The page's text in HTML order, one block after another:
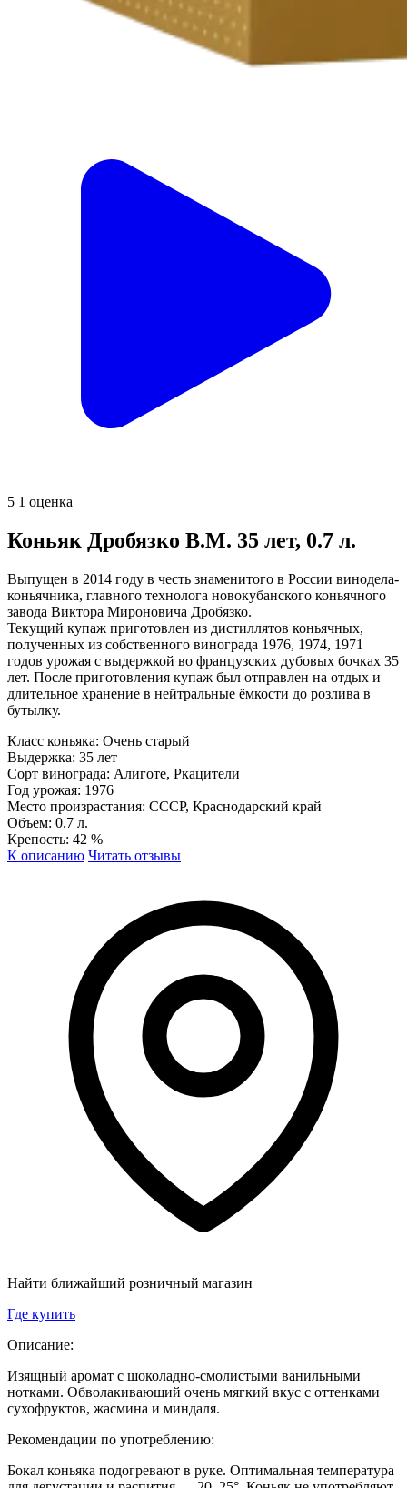
5 1 оценка
Коньяк Дробязко В.М. 35 лет, 0.7 л.
Выпущен в 2014 году в честь знаменитого в России винодела-
коньячника, главного технолога новокубанского коньячного
завода Виктора Мироновича Дробязко.
Текущий купаж приготовлен из дистиллятов коньячных,
полученных из собственного винограда 1976, 1974, 1971
годов урожая с выдержкой во французских дубовых бочках 35
лет. После приготовления купаж был отправлен на отдых и
длительное хранение в нейтральные ёмкости до розлива в
бутылку.
Класс коньяка: Очень старый
Выдержка: 35 лет
Сорт винограда: Алиготе, Ркацители
Год урожая: 1976
Место произрастания: СССР, Краснодарский край
Объем: 0.7 л.
Крепость: 42 %
К описанию Читать отзывы
Найти ближайший розничный магазин
Где купить
Описание:
Изящный аромат с шоколадно-смолистыми ванильными
нотками. Обволакивающий очень мягкий вкус с оттенками
сухофруктов, жасмина и миндаля.
Рекомендации по употреблению:
Бокал коньяка подогревают в руке. Оптимальная температура